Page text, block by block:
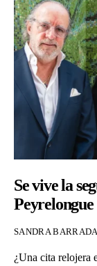
Se vive la
Peyrelongue
SANDRA
¿Una cita relojera